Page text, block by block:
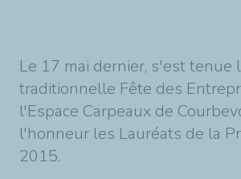
Le 17 mai dernier, s'est tenue
traditionnelle Fête des
l'Espace Carpeaux de
l'honneur les Lauréats de la
2015.